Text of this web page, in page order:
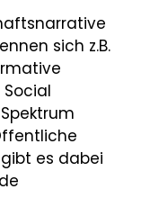
sich z.B.
es dabei